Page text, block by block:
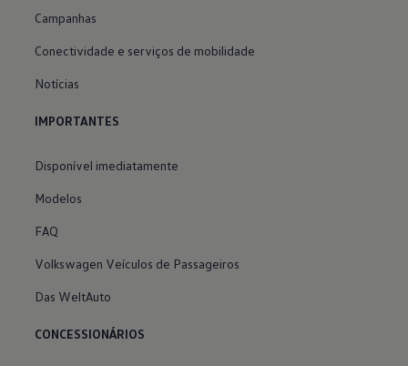
Campanhas
Conectividade e serviços de mobilidade
Notícias
IMPORTANTES
Disponível imediatamente
Modelos
FAQ
Volkswagen Veículos de Passageiros
Das WeltAuto
CONCESSIONÁRIOS